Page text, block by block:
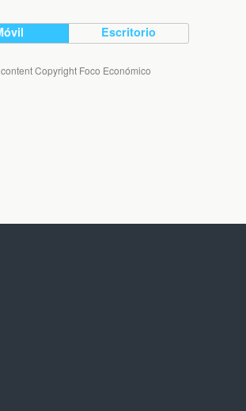
Escritorio
Copyright Foco Económico